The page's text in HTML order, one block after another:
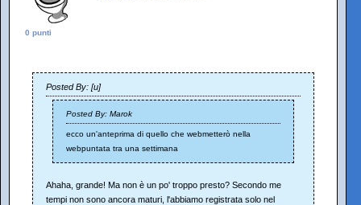
0 punti
Posted By: [u]
Posted By: Marok
ecco un'anteprima di quello che webmetterò nella
webpuntata tra una settimana
Ahaha, grande! Ma non è un po' troppo presto? Secondo me
tempi non sono ancora maturi, l'abbiamo registrata solo nel